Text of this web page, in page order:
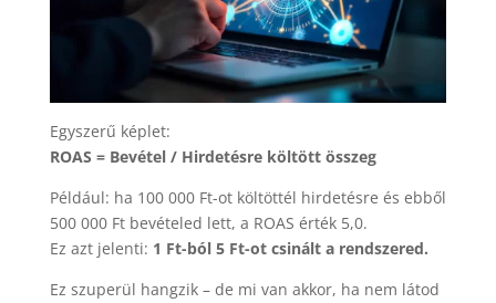
Egyszerű képlet:
ROAS = Bevétel / Hirdetésre költött összeg
Például: ha 100 000 Ft-ot költöttél hirdetésre és ebből
500 000 Ft bevételed lett, a ROAS érték 5,0.
Ez azt jelenti: 1 Ft-ból 5 Ft-ot csinált a rendszered.
Ez szuperül hangzik – de mi van akkor, ha nem látod